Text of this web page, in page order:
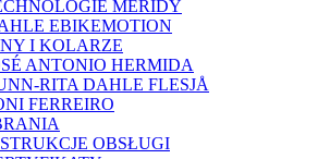
MERIDY
EBIKEMOTION
I KOLARZE
ANTONIO HERMIDA
RITA DAHLE FLESJÅ
FERREIRO
OBSŁUGI